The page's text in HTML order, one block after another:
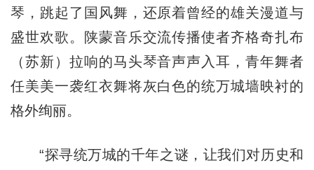
琴，跳起了国风舞，还原着曾经的雄关漫道与
盛世欢歌。陕蒙音乐交流传播使者齐格奇扎布
（苏新）拉响的马头琴音声声入耳，青年舞者
任美美一袭红衣舞将灰白色的统万城墙映衬的
格外绚丽。
“探寻统万城的千年之谜，让我们对历史和